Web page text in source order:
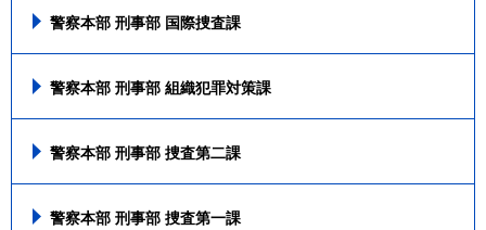
警察本部 刑事部 国際捜査課
警察本部 刑事部 組織犯罪対策課
警察本部 刑事部 捜査第二課
警察本部 刑事部 捜査第一課